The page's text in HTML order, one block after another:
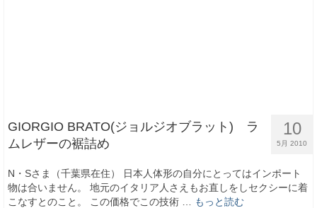
10
5月 2010
GIORGIO BRATO(ジョルジオブラット) ラ
ムレザーの裾詰め
N・Sさま（千葉県在住） 日本人体形の自分にとってはインポート
物は合いません。 地元のイタリア人さえもお直しをしセクシーに着
こなすとのこと。 この価格でこの技術 …
もっと読む